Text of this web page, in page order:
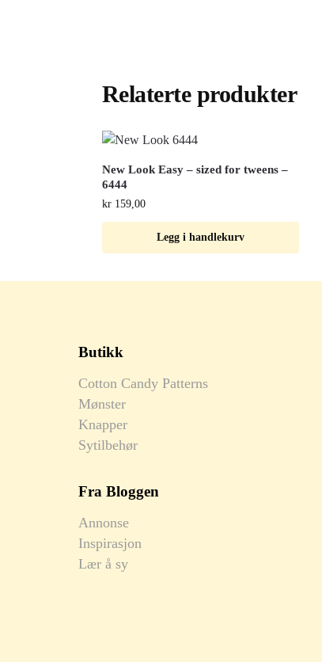
Relaterte produkter
New Look Easy – sized for tweens –
6444
kr159,00
Legg i handlekurv
Butikk
Cotton Candy Patterns
Mønster
Knapper
Sytilbehør
Fra Bloggen
Annonse
Inspirasjon
Lær å sy